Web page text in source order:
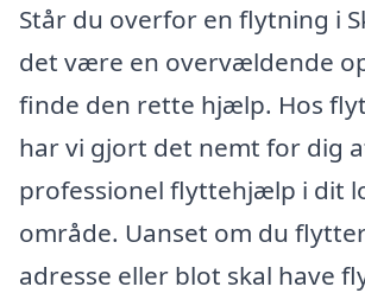
Står du overfor en flytning i
det være en overvældende
finde den rette hjælp. Hos
har vi gjort det nemt for dig
professionel flyttehjælp i dit
område. Uanset om du
adresse eller blot skal have